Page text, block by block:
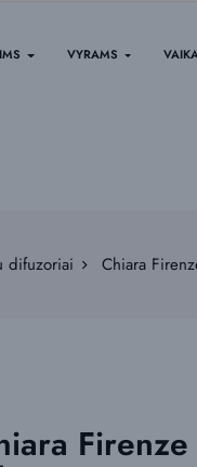
VYRAMS
difuzoriai Chiara